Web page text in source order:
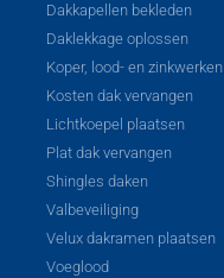
Dakkapellen bekleden
Daklekkage oplossen
Koper, lood- en zinkwerken
Kosten dak vervangen
Lichtkoepel plaatsen
Plat dak vervangen
Shingles daken
Valbeveiliging
Velux dakramen plaatsen
Voeglood